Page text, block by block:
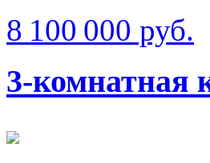
8 100 000 руб.
3-комнатная